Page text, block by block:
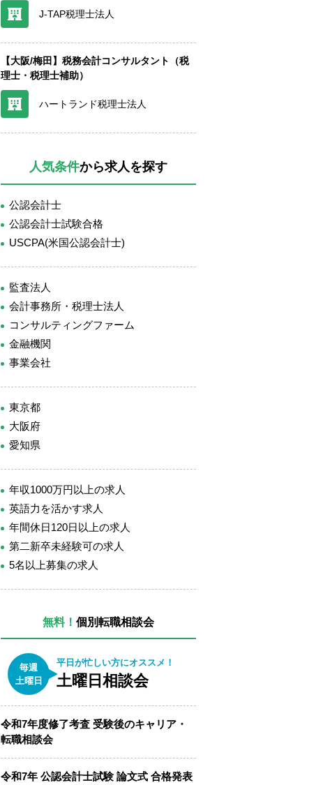
J-TAP税理士法人
【大阪/梅田】税務会計コンサルタント（税
理士・税理士補助）
ハートランド税理士法人
人気条件から求人を探す
公認会計士
公認会計士試験合格
USCPA(米国公認会計士)
監査法人
会計事務所・税理士法人
コンサルティングファーム
金融機関
事業会社
東京都
大阪府
愛知県
年収1000万円以上の求人
英語力を活かす求人
年間休日120日以上の求人
第二新卒未経験可の求人
5名以上募集の求人
無料！ 個別転職相談会
毎週
土曜日
平日が忙しい方にオススメ！
土曜日相談会
令和7年度修了考査 受験後のキャリア・
転職相談会
令和7年 公認会計士試験 論文式 合格発表